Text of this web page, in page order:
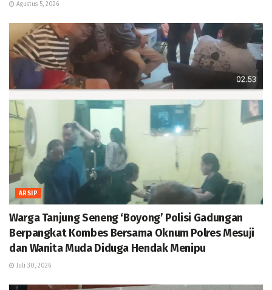
Agustus 5, 2026
ARSIP
Warga Tanjung Seneng ‘Boyong’ Polisi Gadungan
Berpangkat Kombes Bersama Oknum Polres Mesuji
dan Wanita Muda Diduga Hendak Menipu
Juli 30, 2026